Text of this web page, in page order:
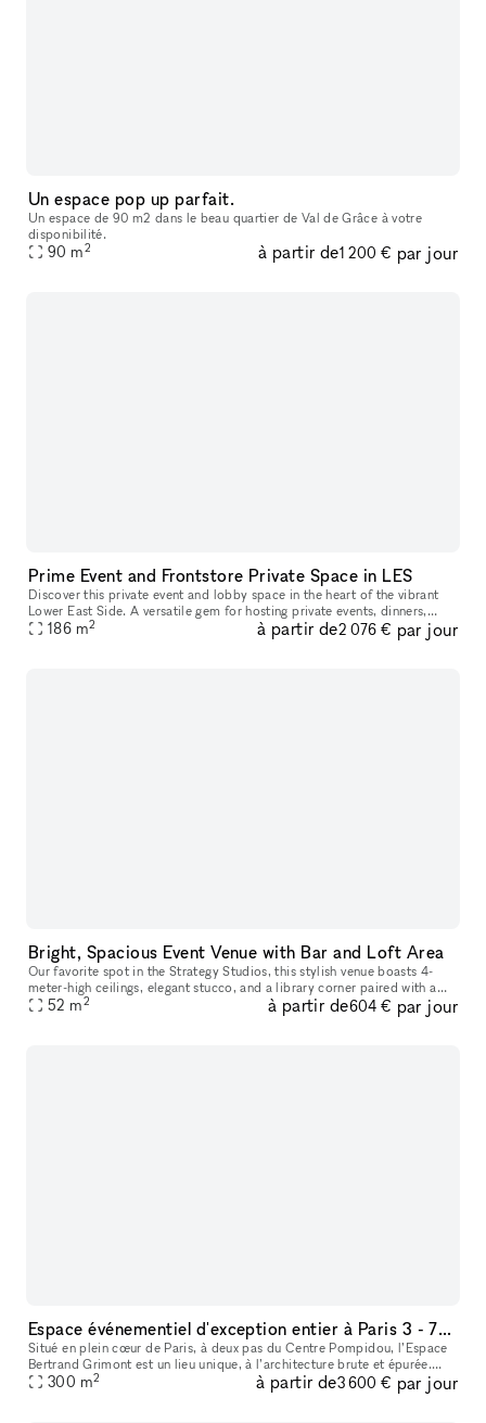
Un espace pop up parfait.
Un espace de 90 m2 dans le beau quartier de Val de Grâce à votre
disponibilité.
90 m2 à partir de1 200 € par jour
Prime Event and Frontstore Private Space in LES
Discover this private event and lobby space in the heart of the vibrant
Lower East Side. A versatile gem for hosting private events, dinners,
music/comedy shows, and photo shooting, provides a space
186 m2 à partir de2 076 € par jour
Bright, Spacious Event Venue with Bar and Loft Area
Our favorite spot in the Strategy Studios, this stylish venue boasts 4-
meter-high ceilings, elegant stucco, and a library corner paired with a
fully equipped bar. With cozy seating areas and ample op
52 m2 à partir de604 € par jour
Espace événementiel d'exception entier à Paris 3 - 75003
Situé en plein cœur de Paris, à deux pas du Centre Pompidou, l’Espace
Bertrand Grimont est un lieu unique, à l’architecture brute et épurée.
Modulable et changeant l’Espace peut être privatisé pour
300 m2 à partir de3 600 € par jour